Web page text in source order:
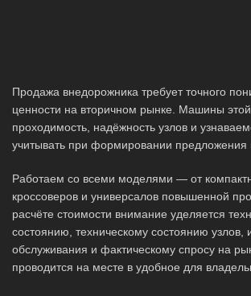
Продажа внедорожника требует точного
ценности на вторичном рынке. Машины
проходимость, надёжность узлов и
учитывать при формировании предложения
Работаем со всеми моделями — от
кроссоверов и универсалов повышенной
расчёте стоимости внимание уделяется
состоянию, техническому состоянию узлов,
обслуживания и фактическому спросу на
проводится на месте в удобное для